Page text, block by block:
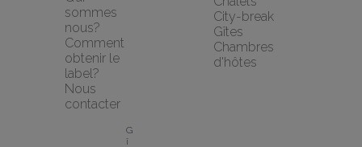
sommes
nous?
Comment
obtenir le
label?
Nous
contacter
City-break
Gîtes
Chambres
d'hôtes
G
î